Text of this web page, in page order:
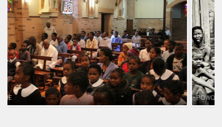
POWOŁANIE MISYJNE